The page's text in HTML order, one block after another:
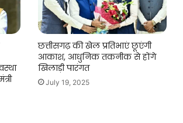
छत्तीसगढ़ की खेल प्रतिभाएं छूएंगी
आकाश, आधुनिक तकनीक से होंगे
खिलाड़ी पारंगत
July 19, 2025